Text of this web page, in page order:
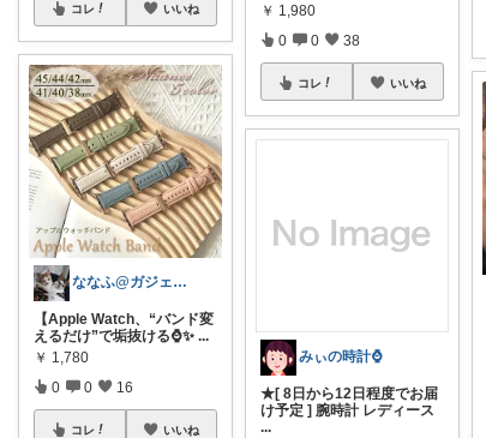
コレ いいね
ななふ@ガジェためROOM
【Apple Watch、“バンド変
えるだけ”で垢抜ける⌚️✨ ...
￥ 1,780
0 0 16
コレ いいね
￥ 1,980
0 0 38
コレ いいね
みぃの時計⌚
★[ 8日から12日程度でお届
け予定 ] 腕時計 レディース
...